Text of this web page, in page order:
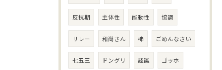
反抗期 主体性 能動性 協調
リレー 和尚さん 柿 ごめんなさい
七五三 ドングリ 認識 ゴッホ